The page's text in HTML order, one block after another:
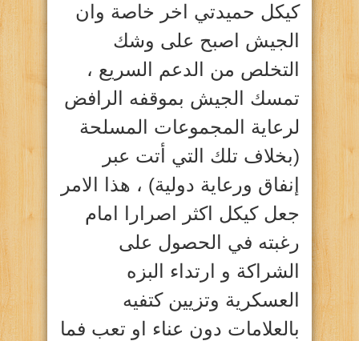
كيكل حميدتي اخر خاصة وان
الجيش اصبح على وشك
التخلص من الدعم السريع ،
تمسك الجيش بموقفه الرافض
لرعاية المجموعات المسلحة
(بخلاف تلك التي أتت عبر
إنفاق ورعاية دولية) ، هذا الامر
جعل كيكل اكثر اصرارا امام
رغبته في الحصول على
الشراكة و ارتداء البزه
العسكرية وتزيين كتفيه
بالعلامات دون عناء او تعب فما